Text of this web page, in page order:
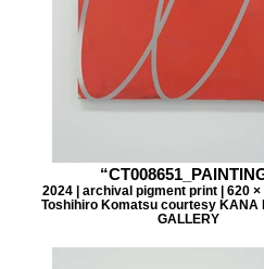
2024 | archival pigment print | 620
Toshihiro Komatsu courtesy KANA
GALLERY